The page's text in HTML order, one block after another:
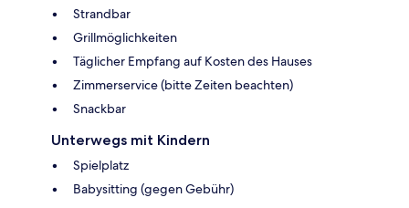
Strandbar
Grillmöglichkeiten
Täglicher Empfang auf Kosten des Hauses
Zimmerservice (bitte Zeiten beachten)
Snackbar
Unterwegs mit Kindern
Spielplatz
Babysitting (gegen Gebühr)